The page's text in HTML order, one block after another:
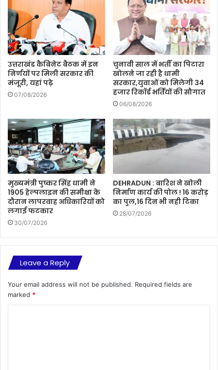
उत्तराखंड कैबिनेट बैठक में इन
निर्णयों पर मिली सरकार की
मंजूरी, यहां पढ़े
07/08/2026
चुनावी साल में भर्ती का पिटारा
खोलने जा रही है धामी
सरकार,युवाओं को मिलेगी 34
हजार रिकॉर्ड भर्तियों की सौगात
06/08/2026
मुख्यमंत्री पुष्कर सिंह धामी ने
1905 हेल्पलाइन की समीक्षा के
दौरान लापरवाह अधिकारियों को
लगाई फटकार
30/07/2026
DEHRADUN : बारिश ने खोली
निर्माण कार्य की पोल ! 16 करोड़
का पुल,16 दिन भी नही टिका
28/07/2026
Leave a Reply
Your email address will not be published. Required fields are
marked *